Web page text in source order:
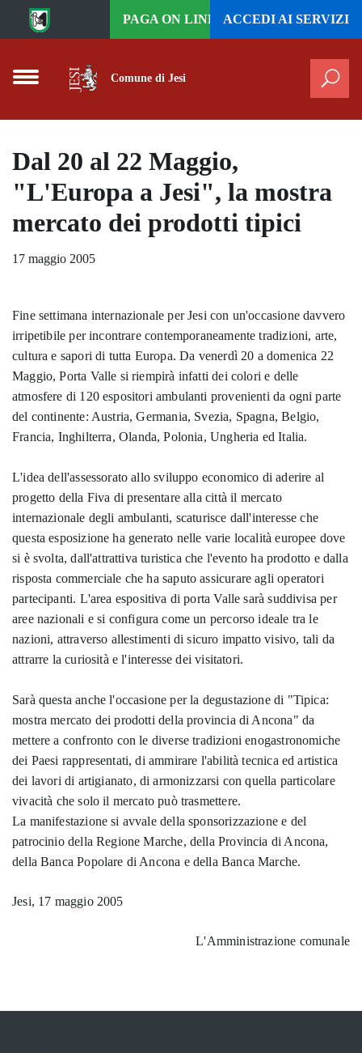
Vai al contenuto principale
PAGA ON LINE
ACCEDI AI SERVIZI
Comune di Jesi
Dal 20 al 22 Maggio,
"L'Europa a Jesi", la mostra
mercato dei prodotti tipici
17 maggio 2005
Fine settimana internazionale per Jesi con un'occasione davvero
irripetibile per incontrare contemporaneamente tradizioni, arte,
cultura e sapori di tutta Europa. Da venerdì 20 a domenica 22
Maggio, Porta Valle si riempirà infatti dei colori e delle
atmosfere di 120 espositori ambulanti provenienti da ogni parte
del continente: Austria, Germania, Svezia, Spagna, Belgio,
Francia, Inghilterra, Olanda, Polonia, Ungheria ed Italia.
L'idea dell'assessorato allo sviluppo economico di aderire al
progetto della Fiva di presentare alla città il mercato
internazionale degli ambulanti, scaturisce dall'interesse che
questa esposizione ha generato nelle varie località europee dove
si è svolta, dall'attrattiva turistica che l'evento ha prodotto e dalla
risposta commerciale che ha saputo assicurare agli operatori
partecipanti. L'area espositiva di porta Valle sarà suddivisa per
aree nazionali e si configura come un percorso ideale tra le
nazioni, attraverso allestimenti di sicuro impatto visivo, tali da
attrarre la curiosità e l'interesse dei visitatori.
Sarà questa anche l'occasione per la degustazione di "Tipica:
mostra mercato dei prodotti della provincia di Ancona" da
mettere a confronto con le diverse tradizioni enogastronomiche
dei Paesi rappresentati, di ammirare l'abilità tecnica ed artistica
dei lavori di artigianato, di armonizzarsi con quella particolare
vivacità che solo il mercato può trasmettere.
La manifestazione si avvale della sponsorizzazione e del
patrocinio della Regione Marche, della Provincia di Ancona,
della Banca Popolare di Ancona e della Banca Marche.
Jesi, 17 maggio 2005
L'Amministrazione comunale